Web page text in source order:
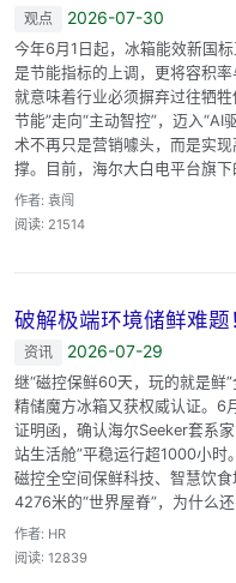
观点 2026-07-30
今年6月1日起，冰箱能效新国
是节能指标的上调，更将容积
就意味着行业必须摒弃过往牺
节能”走向“主动智控”，迈入
术不再只是营销噱头，而是实
撑。目前，海尔大白电平台旗
作者: 袁闯
阅读: 21514
破解极端环境储鲜难
资讯 2026-07-29
继“磁控保鲜60天，玩的就是鲜
精储魔方冰箱又获权威认证。6
证明函，确认海尔Seeker套系
站生活舱”平稳运行超1000小时
磁控全空间保鲜科技、智慧饮
4276米的“世界屋脊”，为什么
作者: HR
阅读: 12839